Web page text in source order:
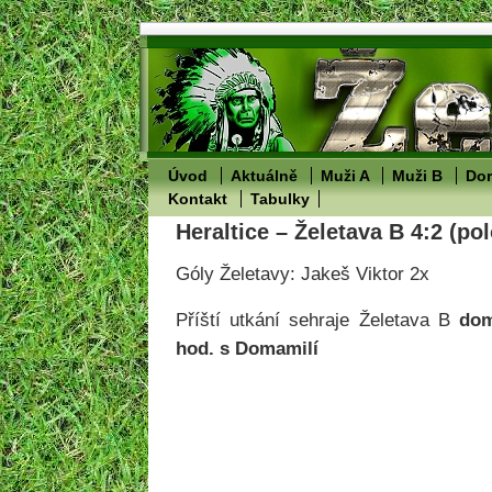
Úvod Aktuálně Muži A Muži B
Kontakt
Tabulky
Heraltice – Želetava B 4:2
Góly Želetavy: Jakeš Viktor 2x
Příští utkání sehraje Želetava B
hod. s Domamilí